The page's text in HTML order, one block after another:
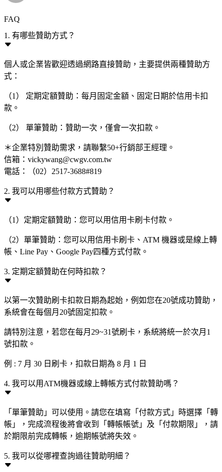
FAQ
1. 有哪些贊助方式？
個人或企業皆歡迎透過網路直接贊助，主要提供兩種贊助方
式：
（1） 定期定額贊助：每月固定金額、固定日期於信用卡扣
款。
（2） 單筆贊助：贊助一次，僅會一次扣款。
＊企業特別贊助需求，請聯繫50+行銷部王經理。
信箱：vickywang@cwgv.com.tw
電話：（02）2517-3688#819
2. 我可以用哪些付款方式贊助？
（1）定期定額贊助：您可以用信用卡刷卡付款。
（2）單筆贊助：您可以用信用卡刷卡、ATM 機器或是線上轉
帳、Line Pay、Google Pay四種方式付款。
3. 定期定額贊助在何時扣款？
以第一次贊助刷卡扣款日期為起始，例如您在20號成功贊助，
系統會在每個月20號固定扣款。
請特別注意，若您在每月29~31號刷卡，系統將統一於次月1
號扣款。
例 : 7 月 30 日刷卡，扣款日期為 8 月 1 日
4. 我可以用ATM機器或線上轉帳方式付款贊助嗎？
「單筆贊助」可以使用。請您在填寫「付款方式」時選擇「轉
帳」，完成流程後將會收到「轉帳帳號」及「付款期限」，請
於期限前完成轉帳，逾期帳號將失效。
5. 我可以從哪裡查詢過往贊助明細？